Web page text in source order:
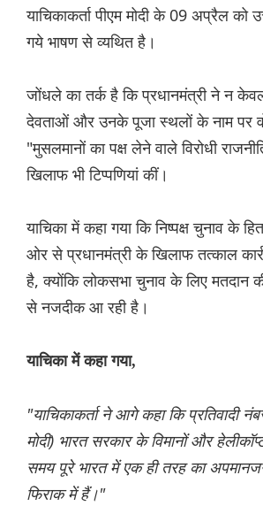
याचिकाकर्ता पीएम मोदी के 09 अप्रैल को
गये भाषण से व्यथित है।
जोंधले का तर्क है कि प्रधानमंत्री ने न
देवताओं और उनके पूजा स्थलों के नाम पर
"मुसलमानों का पक्ष लेने वाले विरोधी
खिलाफ भी टिप्पणियां कीं।
याचिका में कहा गया कि निष्पक्ष चुनाव के
ओर से प्रधानमंत्री के खिलाफ तत्काल
है, क्योंकि लोकसभा चुनाव के लिए मतदान
से नजदीक आ रही है।
याचिका में कहा गया,
"याचिकाकर्ता ने आगे कहा कि प्रतिवादी
मोदी) भारत सरकार के विमानों और
समय पूरे भारत में एक ही तरह का
फिराक में हैं।"